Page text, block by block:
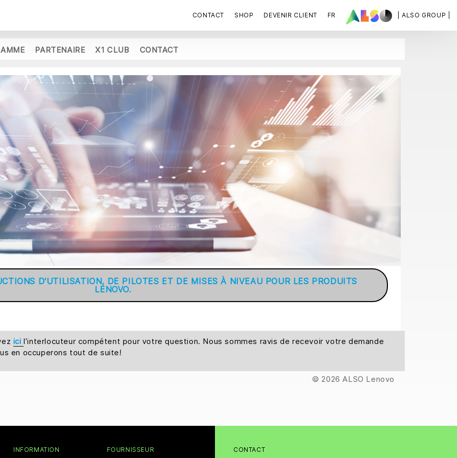
| ALSO GROUP |
CONTACT SHOP DEVENIR CLIENT FR
PARTENAIRE X1 CLUB CONTACT
D'UTILISATION, DE PILOTES ET DE MISES À NIVEAU POUR LES PRODUITS
LENOVO.
icil’interlocuteur compétent pour votre question. Nous sommes ravis de recevoir votre demande
en occuperons tout de suite!
© 2026 ALSO Lenovo
CONTACT
INFORMATION FOURNISSEUR